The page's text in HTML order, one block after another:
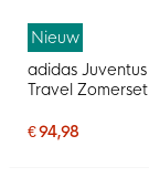
Nieuw
adidas Juventus
Travel
€ 94,98